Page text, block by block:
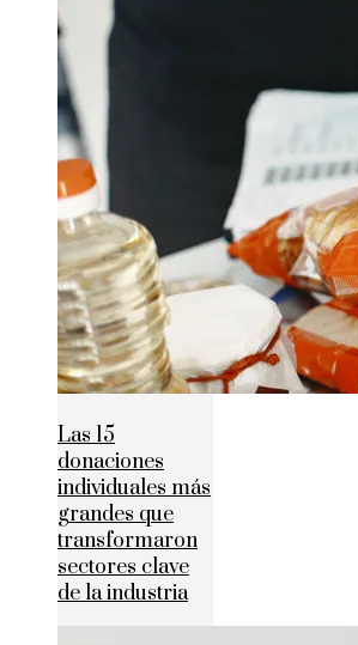
Las 15
donaciones
individuales más
grandes que
transformaron
sectores clave
de la industria